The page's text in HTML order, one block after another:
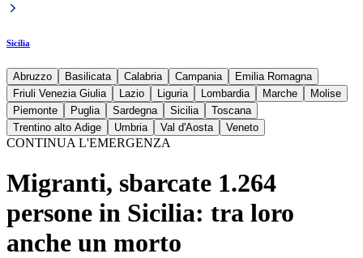
Sicilia
Abruzzo Basilicata Calabria Campania
Emilia Romagna
Friuli Venezia Giulia
Lazio Liguria Lombardia Marche
Molise
Piemonte
Puglia Sardegna Sicilia
Toscana
Trentino alto Adige
Umbria Val d'Aosta Veneto
CONTINUA L'EMERGENZA
Migranti, sbarcate 1.264
persone in Sicilia: tra loro
anche un morto